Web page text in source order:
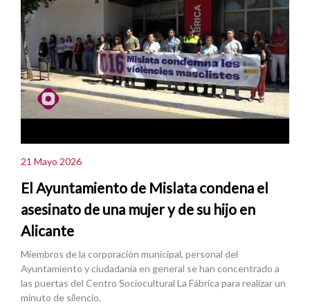
21 Mayo 2026
El Ayuntamiento de Mislata condena el
asesinato de una mujer y de su hijo en
Alicante
Miembros de la corporación municipal, personal del
Ayuntamiento y ciudadanía en general se han concentrado a
las puertas del Centro Sociocultural La Fábrica para realizar un
minuto de silencio.